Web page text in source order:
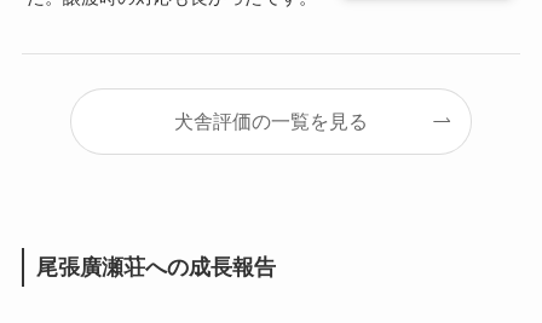
犬舎評価の一覧を見る
尾張廣瀬荘への成長報告